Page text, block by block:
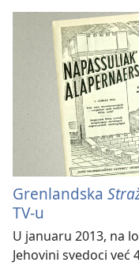
Grenlandska
TV-u
U januaru 2013, na
Jehovini svedoci već